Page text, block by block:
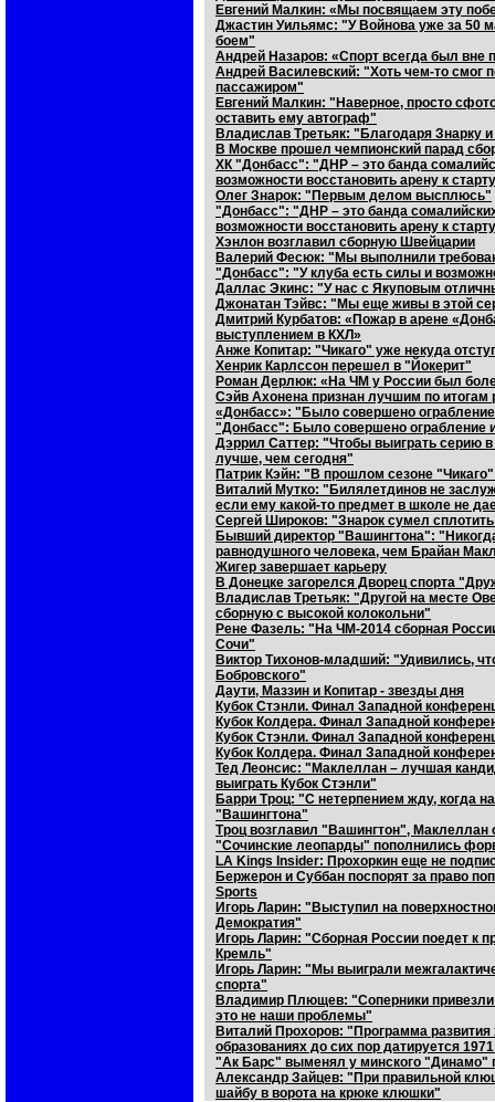
Евгений Малкин: «Мы посвящаем эту
Джастин Уильямс: "У Войнова уже за 50
боем"
Андрей Назаров: «Спорт всегда был вне
Андрей Василевский: "Хоть чем-то смог
пассажиром"
Евгений Малкин: "Наверное, просто
оставить ему автограф"
Владислав Третьяк: "Благодаря
В Москве прошел чемпионский парад
ХК "Донбасс": "ДНР – это банда
возможности восстановить арену к
Олег Знарок: "Первым делом высплюсь"
"Донбасс": "ДНР – это банда
возможности восстановить арену к
Хэнлон возглавил сборную Швейцарии
Валерий Фесюк: "Мы выполнили
"Донбасс": "У клуба есть силы и
Даллас Экинс: "У нас с Якуповым
Джонатан Тэйвс: "Мы еще живы в этой
Дмитрий Курбатов: «Пожар в арене
выступлением в КХЛ»
Анже Копитар: "Чикаго" уже некуда
Хенрик Карлссон перешел в "Йокерит"
Роман Дерлюк: «На ЧМ у России был
Сэйв Ахонена признан лучшим по итогам
«Донбасс»: "Было совершено
"Донбасс": Было совершено ограбление
Дэррил Саттер: "Чтобы выиграть серию
лучше, чем сегодня"
Патрик Кэйн: "В прошлом сезоне
Виталий Мутко: "Билялетдинов не
если ему какой-то предмет в школе не
Сергей Широков: "Знарок сумел
Бывший директор "Вашингтона":
равнодушного человека, чем Брайан
Жигер завершает карьеру
В Донецке загорелся Дворец спорта
Владислав Третьяк: "Другой на месте
сборную с высокой колокольни"
Рене Фазель: "На ЧМ-2014 сборная
Сочи"
Виктор Тихонов-младший: "Удивились,
Бобровского"
Даути, Маззин и Копитар - звезды дня
Кубок Стэнли. Финал Западной
Кубок Колдера. Финал Западной
Кубок Стэнли. Финал Западной
Кубок Колдера. Финал Западной
Тед Леонсис: "Маклеллан – лучшая
выиграть Кубок Стэнли"
Барри Троц: "С нетерпением жду, когда
"Вашингтона"
Троц возглавил "Вашингтон",
"Сочинские леопарды" пополнились
LA Kings Insider: Прохоркин еще не
Бержерон и Суббан поспорят за право
Sports
Игорь Ларин: "Выступил на
Демократия"
Игорь Ларин: "Сборная России поедет к
Кремль"
Игорь Ларин: "Мы выиграли
спорта"
Владимир Плющев: "Соперники
это не наши проблемы"
Виталий Прохоров: "Программа
образованиях до сих пор датируется
"Ак Барс" выменял у минского "Динамо"
Александр Зайцев: "При правильной
шайбу в ворота на крюке клюшки"